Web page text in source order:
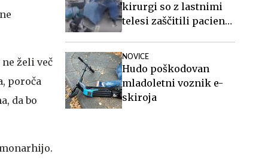
želi več
poroča
da bo
kirurgi so z lastnimi
telesi zaščitili pacienta
NOVICE
Hudo poškodovan
mladoletni voznik e-
skiroja